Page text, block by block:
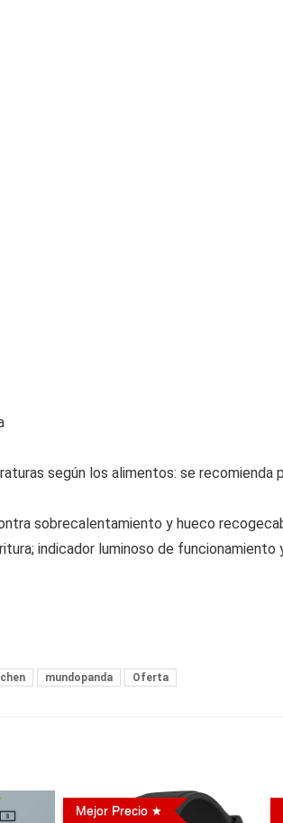
según los alimentos: se recomienda
sobrecalentamiento y hueco
indicador luminoso de
mundopanda Oferta
Mejor Precio